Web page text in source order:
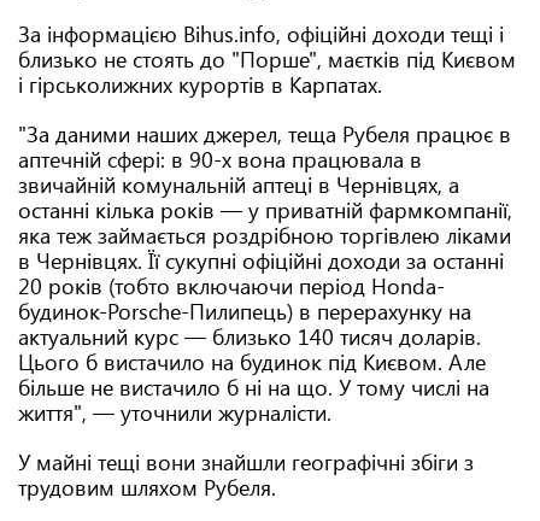
За інформацією Bihus.info, офіційні доходи тещі і
близько не стоять до "Порше", маєтків під Києвом
і гірськолижних курортів в Карпатах.
"За даними наших джерел, теща Рубеля працює в
аптечній сфері: в 90-х вона працювала в
звичайній комунальній аптеці в Чернівцях, а
останні кілька років — у приватній фармкомпанії,
яка теж займається роздрібною торгівлею ліками
в Чернівцях. Її сукупні офіційні доходи за останні
20 років (тобто включаючи період Honda-
будинок-Porsche-Пилипець) в перерахунку на
актуальний курс — близько 140 тисяч доларів.
Цього б вистачило на будинок під Києвом. Але
більше не вистачило б ні на що. У тому числі на
життя", — уточнили журналісти.
У майні тещі вони знайшли географічні збіги з
трудовим шляхом Рубеля.